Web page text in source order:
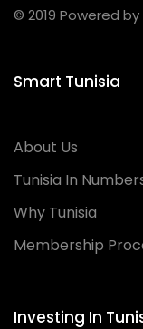
© 2019 Powered
Smart Tunisia
About Us
Tunisia In
Why Tunisia
Membership
Investing In